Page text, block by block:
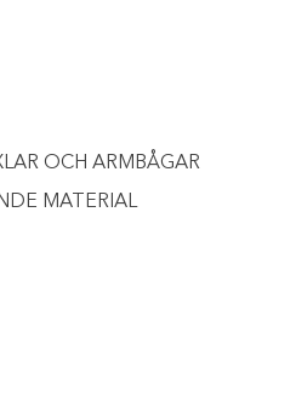
OCH ARMBÅGAR
MATERIAL